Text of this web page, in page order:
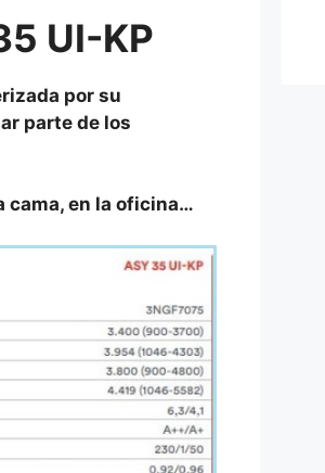
UI-KP
por su
parte de los
cama, en la oficina…